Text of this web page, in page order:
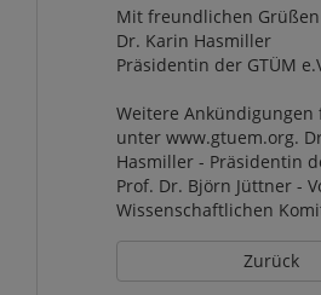
Mit freundlichen Grüßen
Dr. Karin Hasmiller
Präsidentin der GTÜM
Weitere Ankündigungen
unter www.gtuem.org.
Hasmiller - Präsidentin
Prof. Dr. Björn Jüttner -
Wissenschaftlichen
Zurück